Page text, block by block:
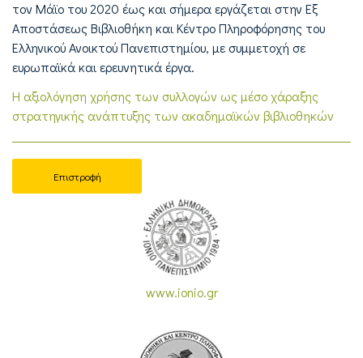
τον Μάϊο του 2020 έως και σήμερα εργάζεται στην Εξ
Αποστάσεως Βιβλιοθήκη και Κέντρο Πληροφόρησης του
Ελληνικού Ανοικτού Πανεπιστημίου, με συμμετοχή σε
ευρωπαϊκά και ερευνητικά έργα.
Η αξιολόγηση χρήσης των συλλογών ως μέσο χάραξης
στρατηγικής ανάπτυξης των ακαδημαϊκών βιβλιοθηκών
Επιστροφή
www.ionio.gr